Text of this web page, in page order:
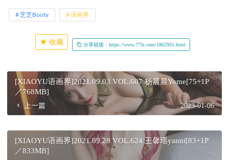
芝芝Booty 语画界
收藏 分享链接：https://www.775t.com/1862931.html
[XIAOYU语画界]2021.09.03 VOL.607 杨晨晨Yome[75+1P
／768MB]
上一篇 2023-01-06
[XIAOYU语画界]2021.09.28 VOL.624 王馨瑶yanni[83+1P
／833MB]